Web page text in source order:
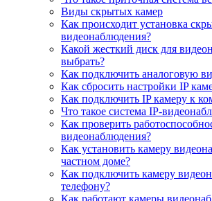
Виды скрытых камер
Как происходит установка
видеонаблюдения?
Какой жесткий диск для
выбрать?
Как подключить аналоговую
Как сбросить настройки IP
Как подключить IP камеру к
Что такое система IP-
Как проверить
видеонаблюдения?
Как установить камеру
частном доме?
Как подключить камеру
телефону?
Как работают камеры